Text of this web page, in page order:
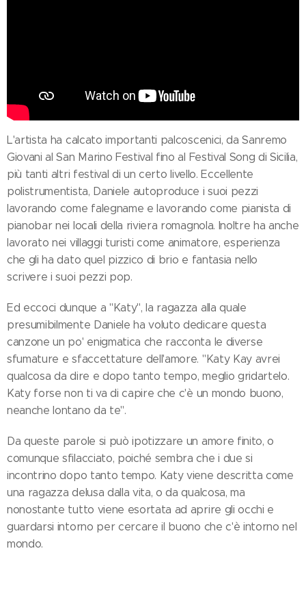
L'artista ha calcato importanti palcoscenici, da Sanremo
Giovani al San Marino Festival fino al Festival Song di Sicilia,
più tanti altri festival di un certo livello. Eccellente
polistrumentista, Daniele autoproduce i suoi pezzi
lavorando come falegname e lavorando come pianista di
pianobar nei locali della riviera romagnola. Inoltre ha anche
lavorato nei villaggi turisti come animatore, esperienza
che gli ha dato quel pizzico di brio e fantasia nello
scrivere i suoi pezzi pop.
Ed eccoci dunque a "Katy", la ragazza alla quale
presumibilmente Daniele ha voluto dedicare questa
canzone un po' enigmatica che racconta le diverse
sfumature e sfaccettature dell'amore. "Katy Kay avrei
qualcosa da dire e dopo tanto tempo, meglio gridartelo.
Katy forse non ti va di capire che c'è un mondo buono,
neanche lontano da te".
Da queste parole si può ipotizzare un amore finito, o
comunque sfilacciato, poiché sembra che i due si
incontrino dopo tanto tempo. Katy viene descritta come
una ragazza delusa dalla vita, o da qualcosa, ma
nonostante tutto viene esortata ad aprire gli occhi e
guardarsi intorno per cercare il buono che c'è intorno nel
mondo.